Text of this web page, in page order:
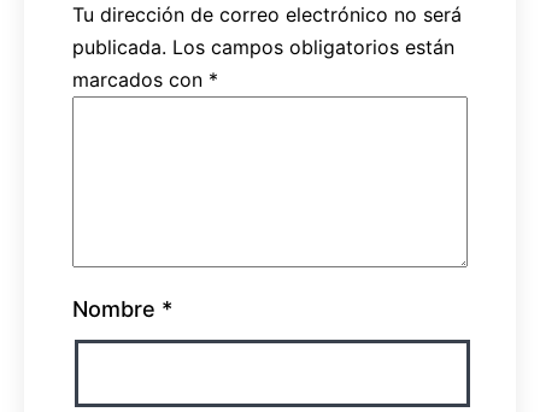
Tu dirección de correo electrónico no será
publicada. Los campos obligatorios están
marcados con *
Nombre *